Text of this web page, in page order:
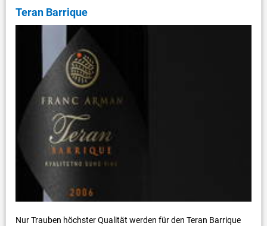
Teran Barrique
Nur Trauben höchster Qualität werden für den Teran Barrique